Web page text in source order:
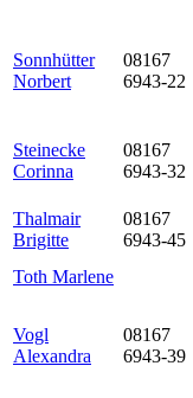
Sonnhütter
Norbert
08167
6943-22
Steinecke
Corinna
08167
6943-32
Thalmair
Brigitte
08167
6943-45
Toth Marlene
Vogl
Alexandra
08167
6943-39